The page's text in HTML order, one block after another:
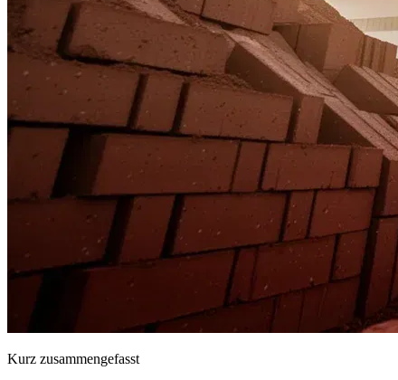
Kurz zusammengefasst